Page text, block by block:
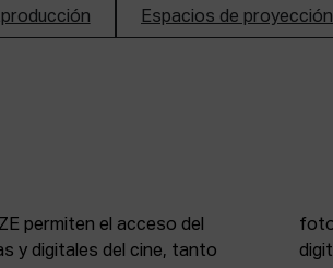
Espacios de proyección
permiten el acceso del
y digitales del cine, tanto
de imagen y sonido
16 mm y 35 mm, de un